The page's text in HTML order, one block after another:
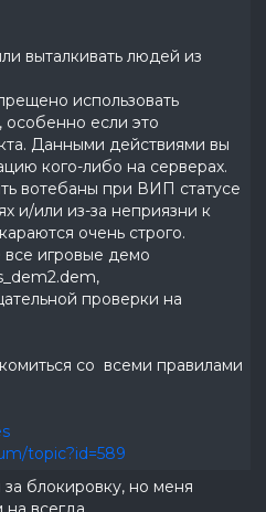
выталкивать людей из
использовать
особенно если это
Данными действиями вы
кого-либо на серверах.
вотебаны при ВИП статусе
и/или из-за неприязни к
очень строго.
игровые демо
проверки на
со всеми правилами
topic?id=589
блокировку, но меня